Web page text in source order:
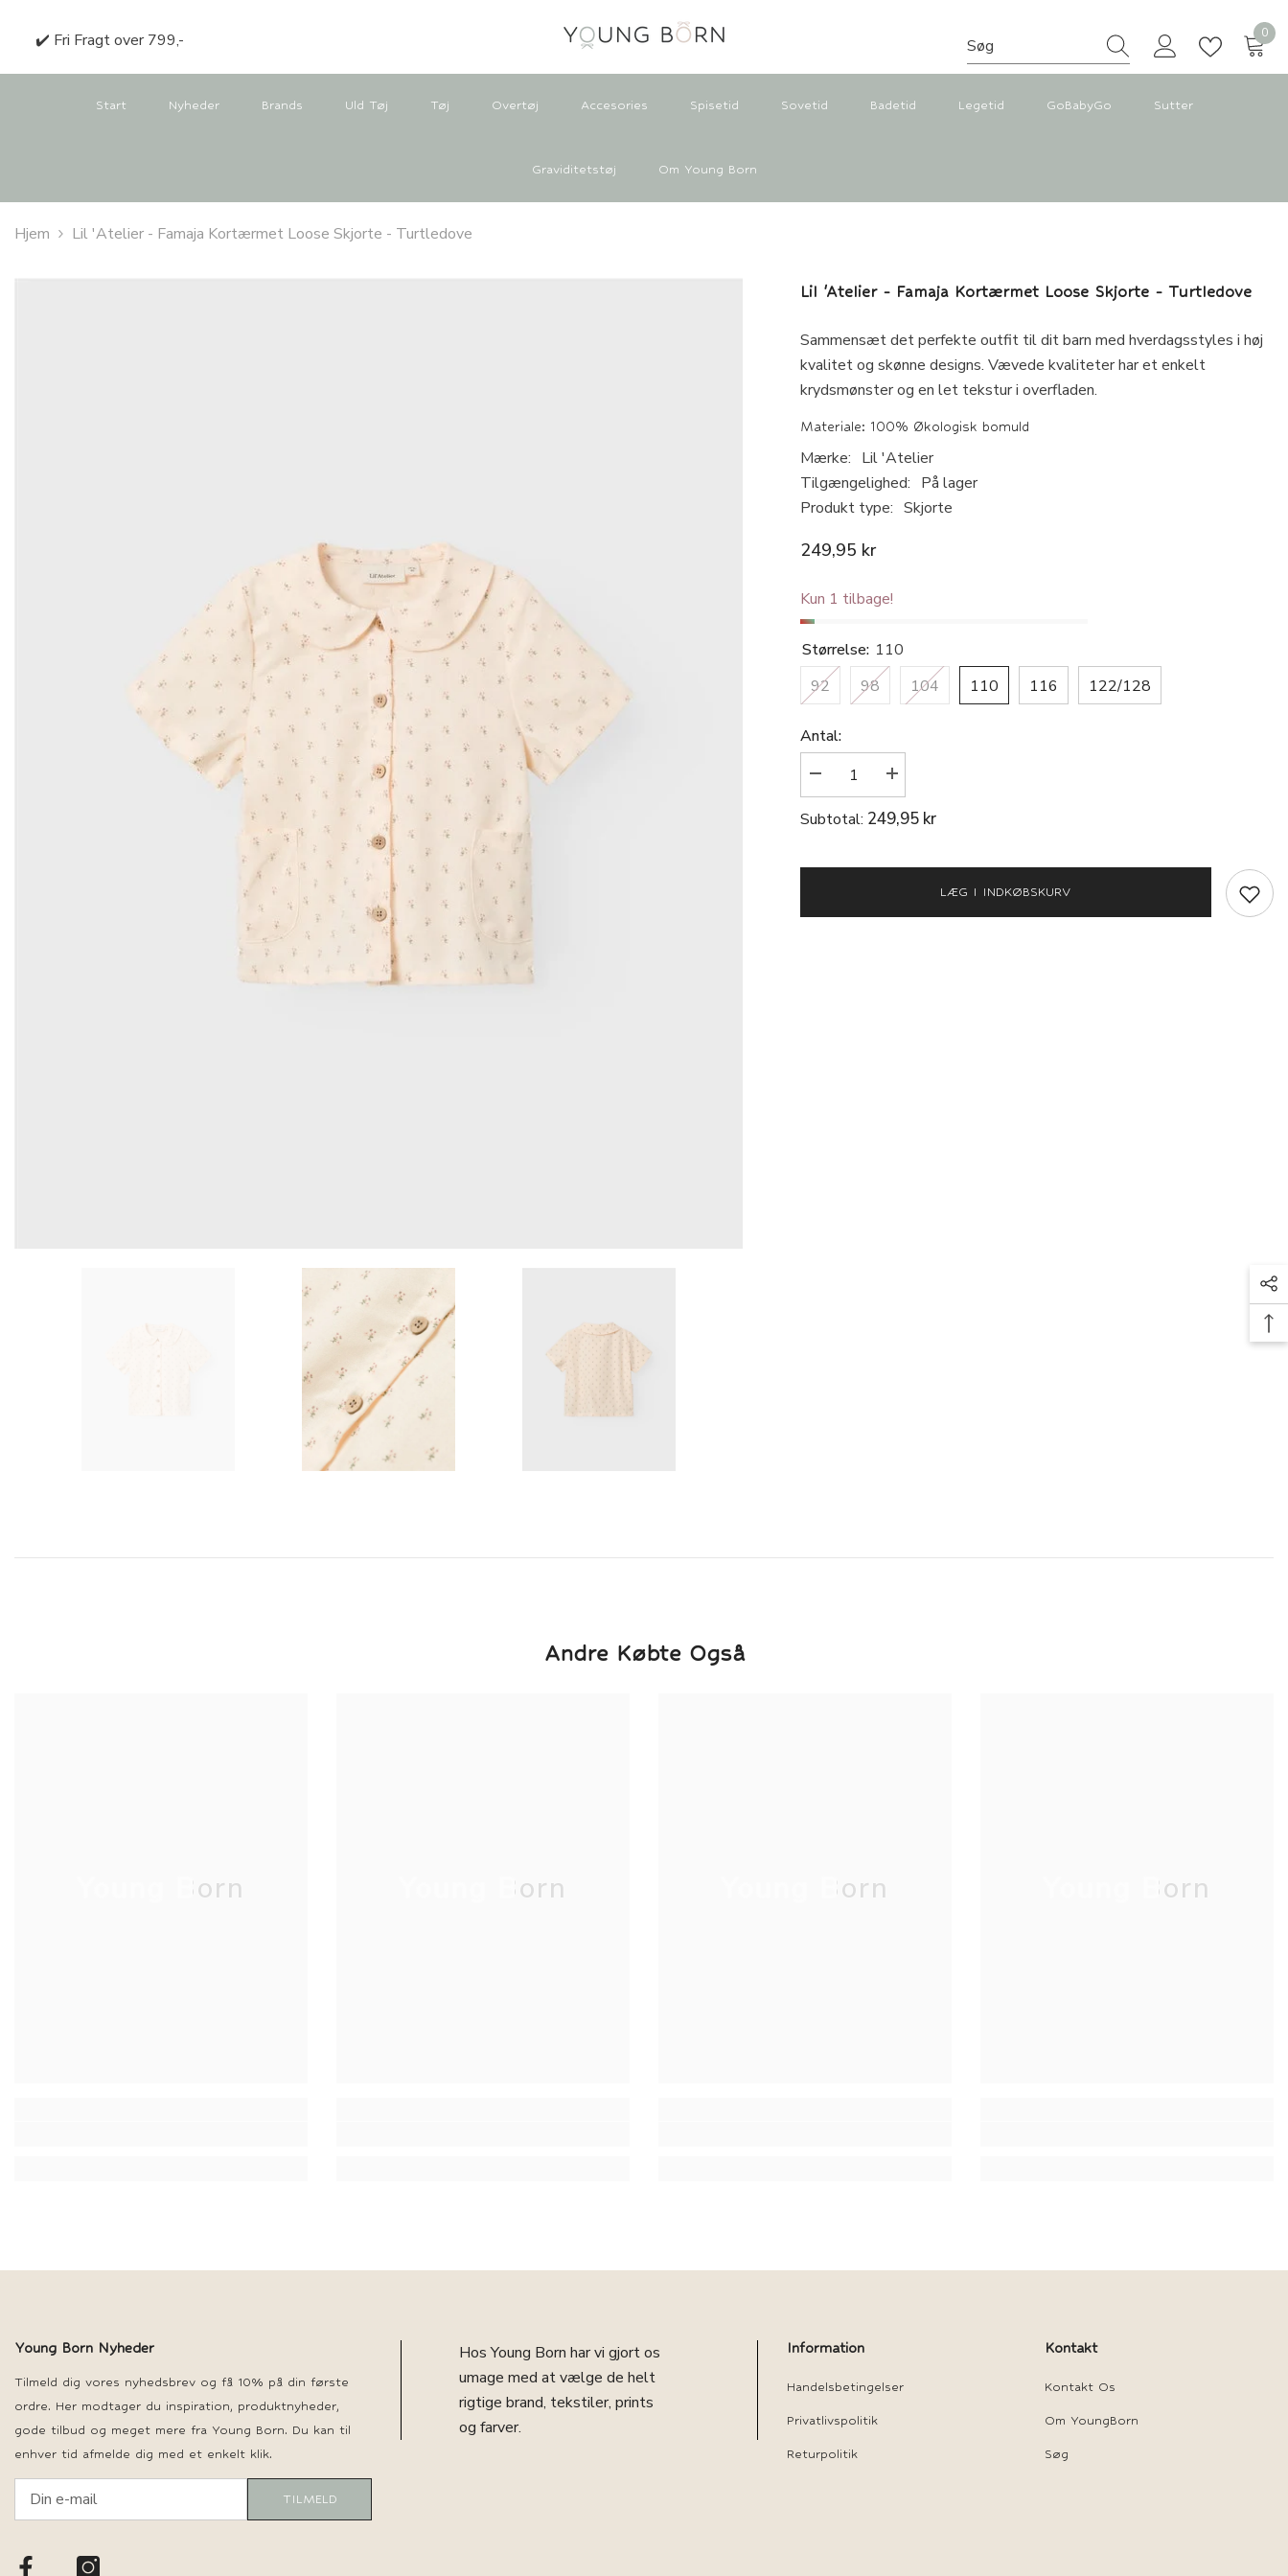
✔️ Fri Fragt over 799,- 00
Start Nyheder Brands Uld Tøj Tøj Overtøj Accesories Spisetid Sovetid Badetid Legetid GoBabyGo Sutter
Graviditetstøj Om Young Born
Hjem Lil 'Atelier - Famaja Kortærmet Loose Skjorte - Turtledove
Lil 'Atelier - Famaja Kortærmet Loose Skjorte - Turtledove
Sammensæt det perfekte outfit til dit barn med hverdagsstyles i høj
kvalitet og skønne designs. Vævede kvaliteter har et enkelt
krydsmønster og en let tekstur i overfladen.
Materiale: 100% Økologisk bomuld
Mærke: Lil 'Atelier
Tilgængelighed: På lager
Produkt type: Skjorte
249,95 kr
Kun 1 tilbage!
Størrelse: 110
92
98 104 110 116 122/128
Antal:
Reducer
antallet
Lil
Famaja
Øg
antallet
for
Lil
Famaja
Subtotal: 249,95 kr
LÆG I INDKØBSKURV
Andre Købte Også
Young Born Young Born Young Born Young Born
Young Born Nyheder
Tilmeld dig vores nyhedsbrev og få 10% på din første
ordre. Her modtager du inspiration, produktnyheder,
gode tilbud og meget mere fra Young Born. Du kan til
enhver tid afmelde dig med et enkelt klik.
TILMELD
Hos Young Born har vi gjort os
umage med at vælge de helt
rigtige brand, tekstiler, prints
og farver.
Information
Handelsbetingelser
Privatlivspolitik
Returpolitik
Kontakt
Kontakt Os
Om YoungBorn
Søg